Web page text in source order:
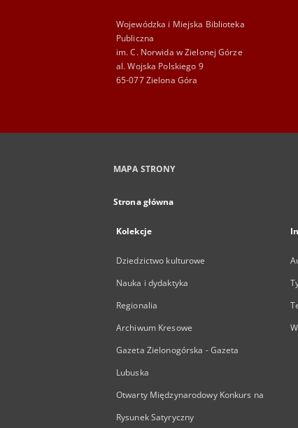
Wojewódzka i Miejska Biblioteka
Publiczna
im. C. Norwida w Zielonej Górze
al. Wojska Polskiego 9
65-077 Zielona Góra
MAPA STRONY
Strona główna
Kolekcje
Dziedzictwo kulturowe
Nauka i dydaktyka
Regionalia
Archiwum Kresowe
Gazeta Zielonogórska - Gazeta
Lubuska
Otwarty Międzynarodowy Konkurs na
Rysunek Satyryczny